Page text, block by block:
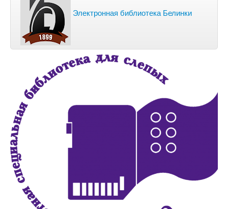
Электронная библиотека Белинки